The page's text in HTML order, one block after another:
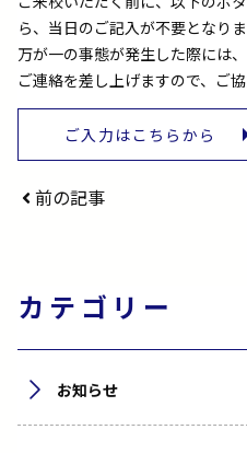
ら、当日のご記入が不要となりま
万が一の事態が発生した際には
ご連絡を差し上げますので、ご
ご入力はこちらから
前の記事
カテゴリー
お知らせ